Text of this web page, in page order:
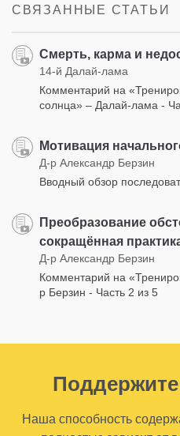
СВЯЗАННЫЕ СТАТЬИ
Смерть, карма и
14-й Далай-лама
Комментарий на
солнца» – Далай-лама -
Мотивация
Д-р Александр Берзин
Вводный обзор
Преобразование
сокращённая
Д-р Александр Берзин
Комментарий на
р Берзин - Часть 2 из 5
Наша способность